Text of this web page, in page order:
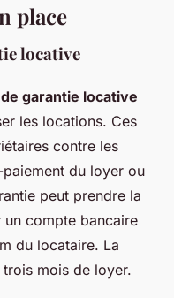
place
locative
garantie locative
les locations. Ces
contre les
du loyer ou
peut prendre la
un compte bancaire
du locataire. La
mois de loyer.